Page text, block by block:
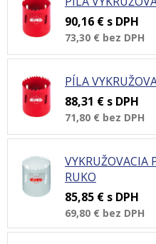
90,16 € s DPH
73,30 € bez DPH
PÍLA
88,31 € s DPH
71,80 € bez DPH
VYKRUŽOVACIA
RUKO
85,85 € s DPH
69,80 € bez DPH